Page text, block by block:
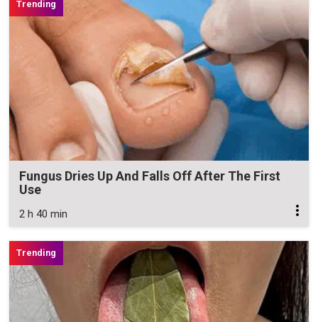
Fungus Dries Up And Falls Off After The First
Use
2 h 40 min